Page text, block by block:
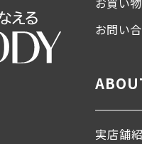
お問い
実店舗